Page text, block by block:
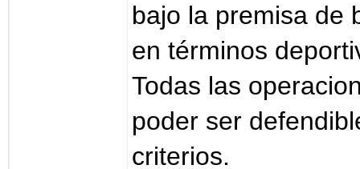
bajo la premisa de
en términos
Todas las
poder ser
criterios.